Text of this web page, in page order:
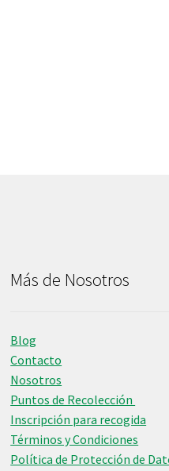
Más de Nosotros
Blog
Contacto
Nosotros
Puntos de Recolección
Inscripción para recogida
Términos y Condiciones
Política de Protección de